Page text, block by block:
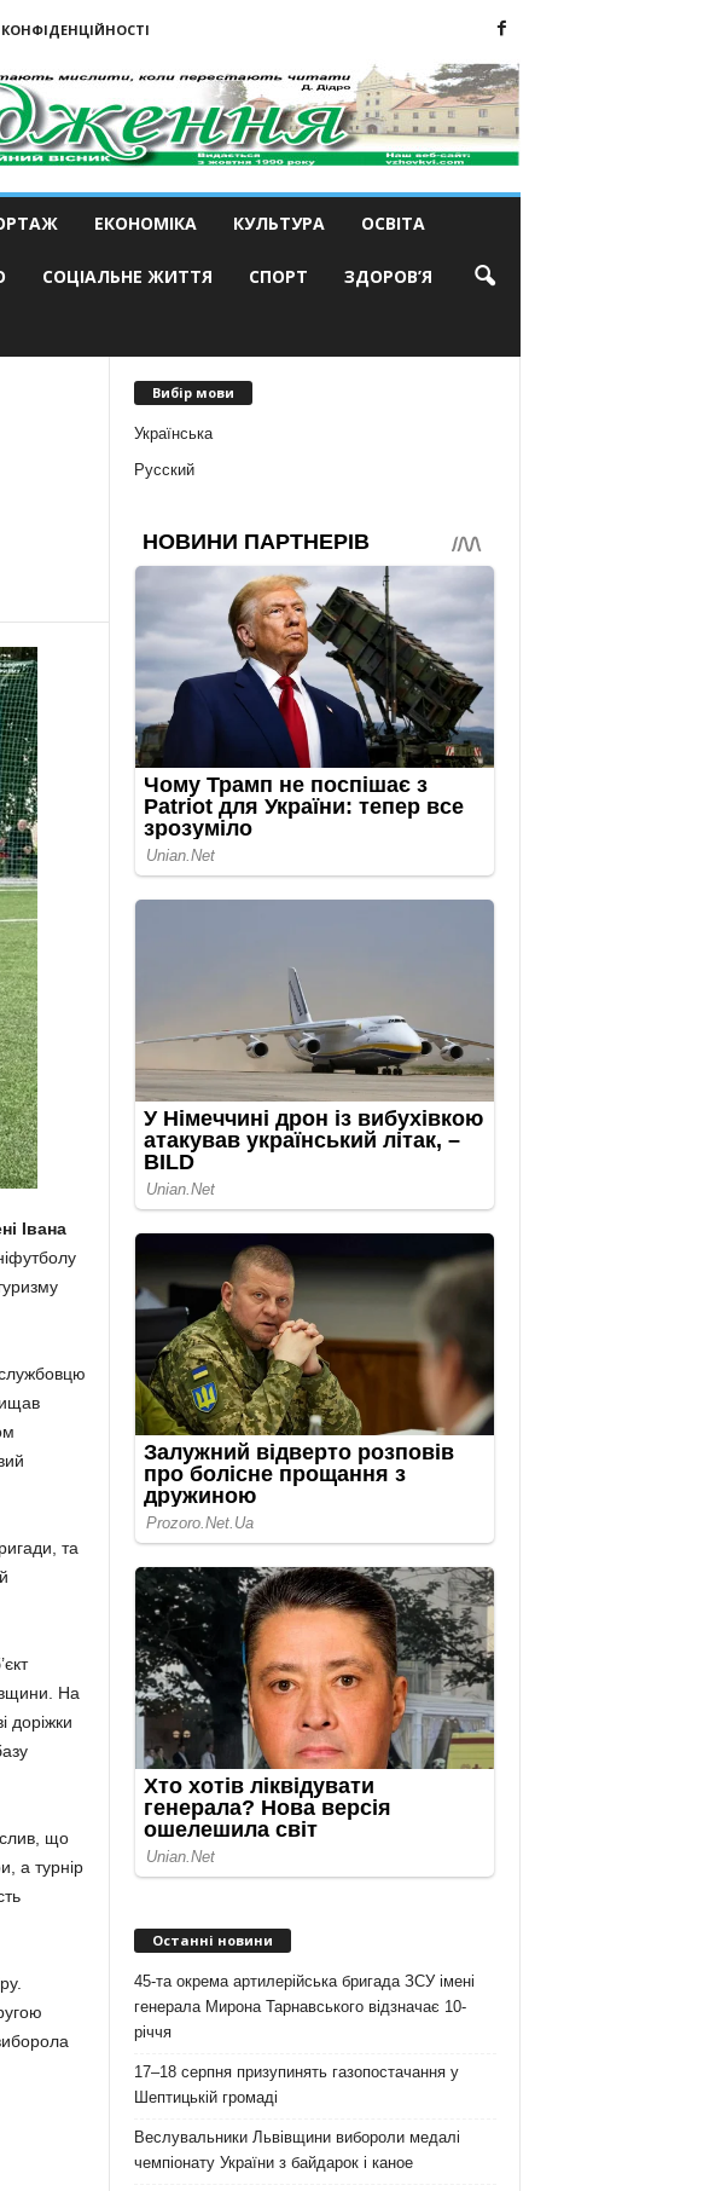
ЕКОНОМІКА КУЛЬТУРА ОСВІТА
СОЦІАЛЬНЕ ЖИТТЯ СПОРТ ЗДОРОВ’Я
Івана
та
На
доріжки
що
а турнір
Вибір мови
Українська
Русский
Останні новини
45-та окрема артилерійська бригада ЗСУ імені
генерала Мирона Тарнавського відзначає 10-
річчя
17–18 серпня призупинять газопостачання у
Шептицькій громаді
Веслувальники Львівщини вибороли медалі
чемпіонату України з байдарок і каное